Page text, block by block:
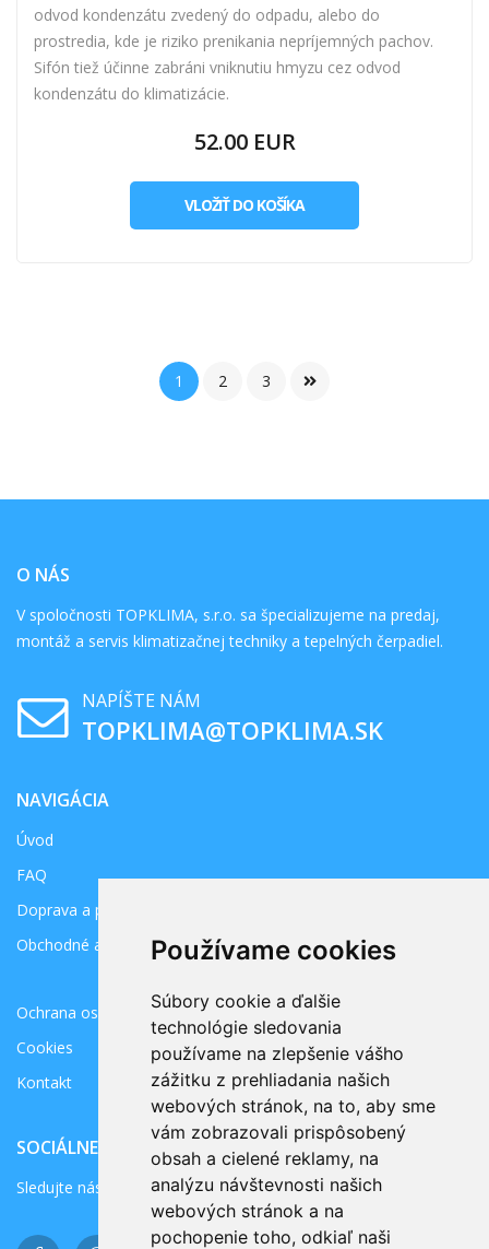
Používame cookies
Súbory cookie a ďalšie
technológie sledovania
používame na zlepšenie vášho
zážitku z prehliadania našich
webových stránok, na to, aby sme
vám zobrazovali prispôsobený
obsah a cielené reklamy, na
analýzu návštevnosti našich
webových stránok a na
pochopenie toho, odkiaľ naši
odvod kondenzátu zvedený do odpadu, alebo do
prostredia, kde je riziko prenikania nepríjemných pachov.
Sifón tiež účinne zabráni vniknutiu hmyzu cez odvod
kondenzátu do klimatizácie.
52.00 EUR
VLOŽIŤ DO KOŠÍKA
1 2 3
O NÁS
V spoločnosti TOPKLIMA, s.r.o. sa špecializujeme na predaj,
montáž a servis klimatizačnej techniky a tepelných čerpadiel.
NAPÍŠTE NÁM
TOPKLIMA@TOPKLIMA.SK
NAVIGÁCIA
Úvod
FAQ
Doprava a platba
Obchodné a záručné podmienky
Ochrana osobných údajov
Cookies
Kontakt
SOCIÁLNE SIETE
Sledujte nás na sociálnich sieťach.